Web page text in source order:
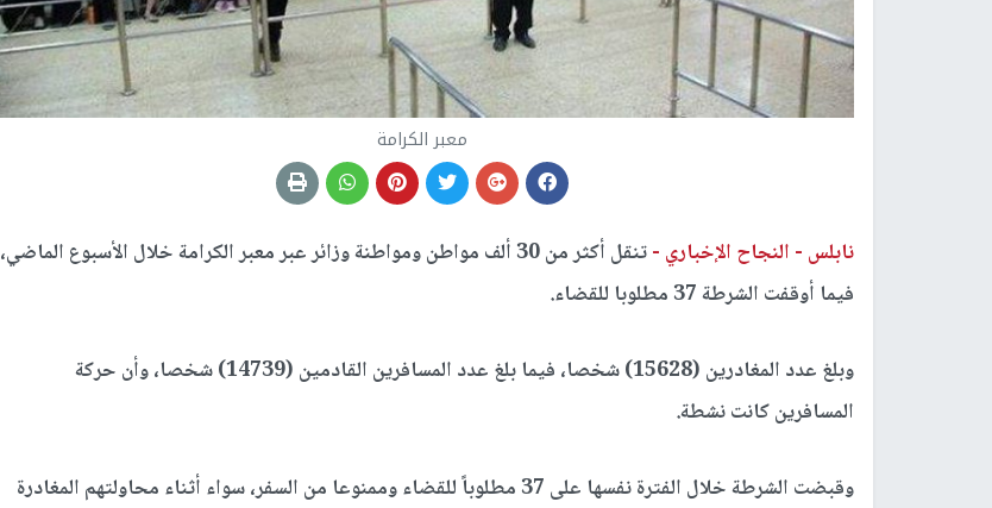
معبر الكرامة
نابلس - النجاح الإخباري -
تنقل أكثر من 30 ألف مواطن ومواطنة وزائر عبر معبر الكرامة خلال الأسبوع الماضي،
فيما أوقفت الشرطة 37 مطلوبا للقضاء.
وبلغ عدد المغادرين (15628) شخصا، فيما بلغ عدد المسافرين القادمين (14739) شخصا، وأن حركة
المسافرين كانت نشطة.
وقبضت الشرطة خلال الفترة نفسها على 37 مطلوباً للقضاء وممنوعا من السفر، سواء أثناء محاولتهم المغادرة